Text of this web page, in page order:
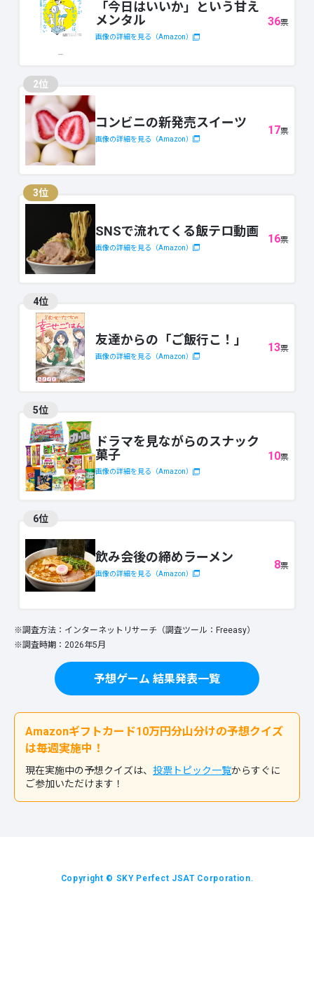
「今日はいいか」という甘え
メンタル
画像の詳細を見る（Amazon）
36票
2位
コンビニの新発売スイーツ
画像の詳細を見る（Amazon）
17票
3位
SNSで流れてくる飯テロ動画
画像の詳細を見る（Amazon）
16票
4位
友達からの「ご飯行こ！」
画像の詳細を見る（Amazon）
13票
5位
ドラマを見ながらのスナック
菓子
画像の詳細を見る（Amazon）
10票
6位
飲み会後の締めラーメン
画像の詳細を見る（Amazon）
8票
※調査方法：インターネットリサーチ（調査ツール：Freeasy）
※調査時期：2026年5月
予想ゲーム 結果発表一覧
Amazonギフトカード10万円分山分けの予想クイズ
は毎週実施中！
現在実施中の予想クイズは、 投票トピック一覧からすぐに
ご参加いただけます！
Copyright © SKY Perfect JSAT Corporation.